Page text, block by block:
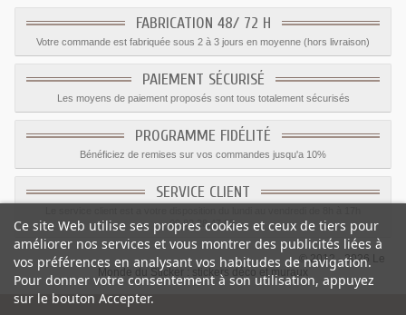
FABRICATION 48/ 72 H
Votre commande est fabriquée sous 2 à 3 jours en moyenne (hors livraison)
PAIEMENT SÉCURISÉ
Les moyens de paiement proposés sont tous totalement sécurisés
PROGRAMME FIDÉLITÉ
Bénéficiez de remises sur vos commandes jusqu'a 10%
SERVICE CLIENT
09.82.28.47.69.
© 2012 - 2026 Le
Monde du Sticker :
stickers déco et muraux
Ce site Web utilise ses propres cookies et ceux de tiers pour
améliorer nos services et vous montrer des publicités liées à
vos préférences en analysant vos habitudes de navigation.
Pour donner votre consentement à son utilisation, appuyez
sur le bouton Accepter.